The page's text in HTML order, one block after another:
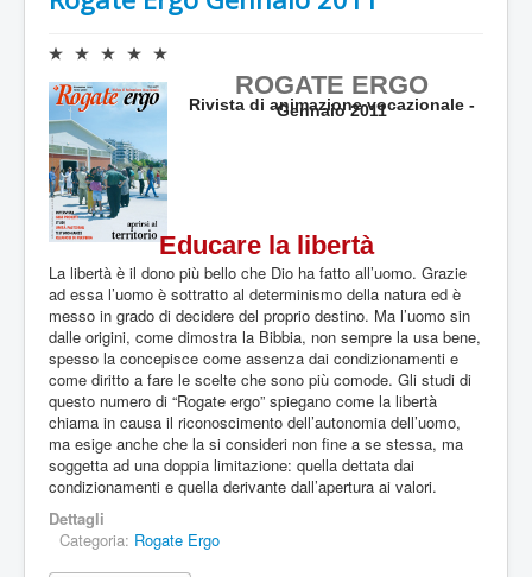
a
z
o
n
e
a
t
t
a
l
e
:
0
/
5
V
a
l
u
t
a
z
i
o
n
e
a
t
t
u
a
l
e
:
0
/
5
ROGATE ERGO
Rivista di animazione vocazionale -
Gennaio 2011
Educare la libertà
La libertà è il dono più bello che Dio ha fatto all’uomo. Grazie
ad essa l’uomo è sottratto al determinismo della natura ed è
messo in grado di decidere del proprio destino. Ma l’uomo sin
dalle origini, come dimostra la Bibbia, non sempre la usa bene,
spesso la concepisce come assenza dai condizionamenti e
come diritto a fare le scelte che sono più comode. Gli studi di
questo numero di “Rogate ergo” spiegano come la libertà
chiama in causa il riconoscimento dell’autonomia dell’uomo,
ma esige anche che la si consideri non fine a se stessa, ma
soggetta ad una doppia limitazione: quella dettata dai
condizionamenti e quella derivante dall’apertura ai valori.
Dettagli
Categoria: Rogate Ergo